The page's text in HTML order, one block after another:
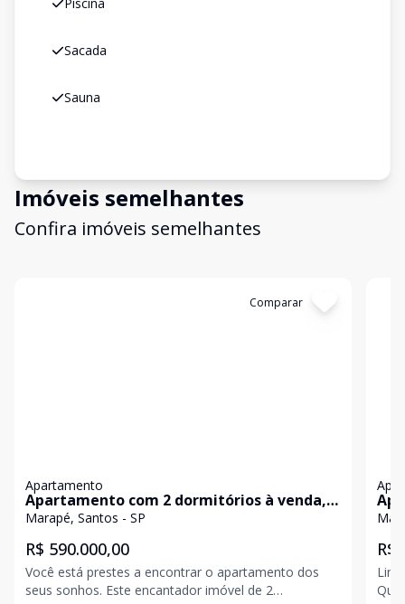
Sacada
Sauna
Imóveis semelhantes
Confira imóveis semelhantes
Comparar
Apartamento
Apartamento com 2 dormitórios à venda,
64 m² por R$ 590.000,00 - Marapé -
Marapé, Santos - SP
R$ 590.000,00
Você está prestes a encontrar o apartamento dos
seus sonhos. Este encantador imóvel de 2
63
R$